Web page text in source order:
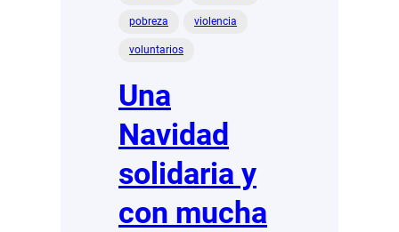
pobreza violencia
voluntarios
Una
Navidad
solidaria y
con mucha